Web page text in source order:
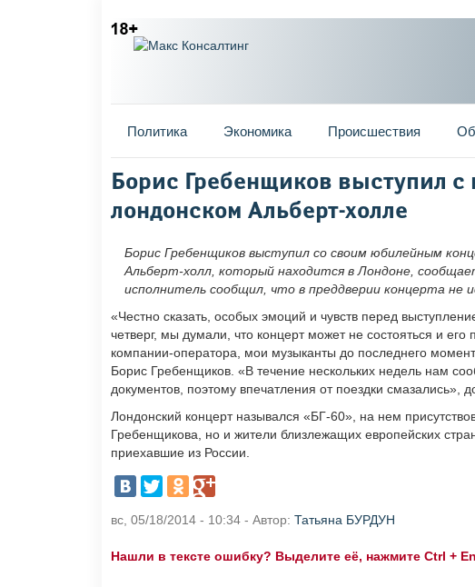
Главное меню
Политика Экономика Происшествия
Вы здесь
Борис Гребенщиков выступил
лондонском Альберт-холле
Борис Гребенщиков выступил со своим юбилейным
Альберт-холл, который находится в Лондоне,
исполнитель сообщил, что в преддверии концерта не
«Честно сказать, особых эмоций и чувств перед
четверг, мы думали, что концерт может не состояться и
компании-оператора, мои музыканты до последнего
Борис Гребенщиков. «В течение нескольких недель нам
документов, поэтому впечатления от поездки смазались»,
Лондонский концерт назывался «БГ-60», на нем
Гребенщикова, но и жители близлежащих европейских
приехавшие из России.
вс, 05/18/2014 - 10:34 - Автор: Татьяна БУРДУН
Нашли в тексте ошибку? Выделите её, нажмите Ctrl +